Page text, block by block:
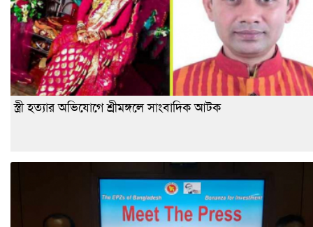
স্ত্রী হত্যার অভিযোগে শ্রীমঙ্গলে সাংবাদিক আটক